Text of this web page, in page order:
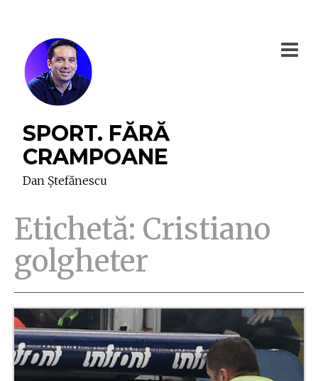
SPORT. FĂRĂ
CRAMPOANE
Dan Ștefănescu
Etichetă: Cristiano
golgheter